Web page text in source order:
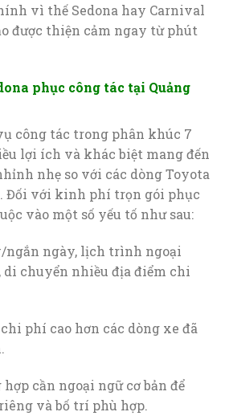
vì thế Sedona hay Carnival
được thiện cảm ngay từ phút
phục công tác tại Quảng
công tác trong phân khúc 7
lợi ích và khác biệt mang đến
nhẹ so với các dòng Toyota
Đối với kinh phí trọn gói phục
vào một số yếu tố như sau:
ngày, lịch trình ngoại
chuyển nhiều địa điểm chi
phí cao hơn các dòng xe đã
cần ngoại ngữ cơ bản để
và bố trí phù hợp.